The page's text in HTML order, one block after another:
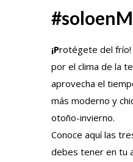
¡Protégete del frío!
por el clima de la
aprovecha el
más moderno y
otoño-invierno.
Conoce aquí las
debes tener en tu